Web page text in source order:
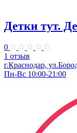
Детки тут.
0
1 отзыв
г.Краснодар,
Пн-Вс 10:00-21:00